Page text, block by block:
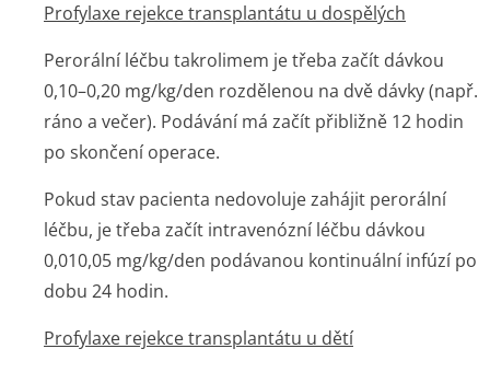
Profylaxe rejekce transplantátu u dospělých
Perorální léčbu takrolimem je třeba začít dávkou
0,10–0,20 mg/kg/den rozdělenou na dvě dávky (např.
ráno a večer). Podávání má začít přibližně 12 hodin
po skončení operace.
Pokud stav pacienta nedovoluje zahájit perorální
léčbu, je třeba začít intravenózní léčbu dávkou
0,010,05 mg/kg/den podávanou kontinuální infúzí po
dobu 24 hodin.
Profylaxe rejekce transplantátu u dětí